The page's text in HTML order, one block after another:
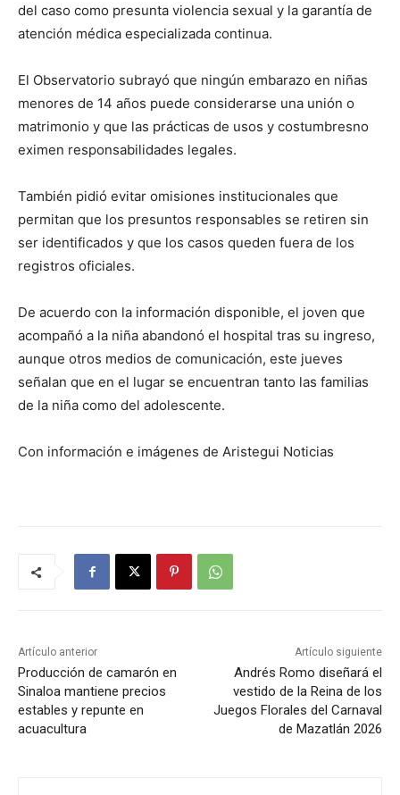
del caso como presunta violencia sexual y la garantía de
atención médica especializada continua.
El Observatorio subrayó que ningún embarazo en niñas
menores de 14 años puede considerarse una unión o
matrimonio y que las prácticas de usos y costumbresno
eximen responsabilidades legales.
También pidió evitar omisiones institucionales que
permitan que los presuntos responsables se retiren sin
ser identificados y que los casos queden fuera de los
registros oficiales.
De acuerdo con la información disponible, el joven que
acompañó a la niña abandonó el hospital tras su ingreso,
aunque otros medios de comunicación, este jueves
señalan que en el lugar se encuentran tanto las familias
de la niña como del adolescente.
Con información e imágenes de Aristegui Noticias
Artículo anterior
Producción de camarón en
Sinaloa mantiene precios
estables y repunte en
acuacultura
Artículo siguiente
Andrés Romo diseñará el
vestido de la Reina de los
Juegos Florales del Carnaval
de Mazatlán 2026